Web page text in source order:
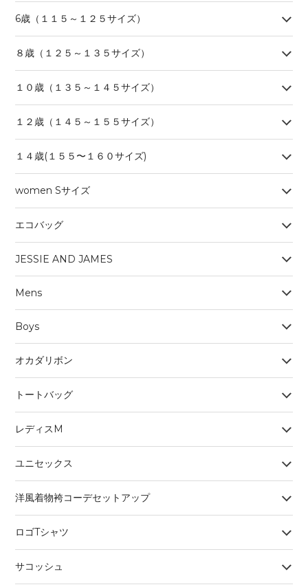
6歳（１１５～１２５サイズ）
８歳（１２５～１３５サイズ）
１０歳（１３５～１４５サイズ）
１２歳（１４５～１５５サイズ）
１４歳(１５５〜１６０サイズ)
women Sサイズ
エコバッグ
JESSIE AND JAMES
Mens
Boys
オカダリボン
トートバッグ
レディスM
ユニセックス
洋風着物袴コーデセットアップ
ロゴTシャツ
サコッシュ